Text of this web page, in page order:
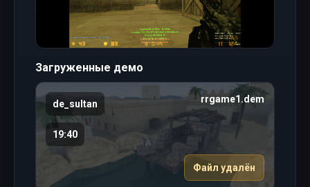
Загруженные демо
rrgame1.dem
de_sultan
19:40
Файл удалён